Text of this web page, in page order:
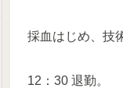
採血はじめ、技
12：30 退勤。